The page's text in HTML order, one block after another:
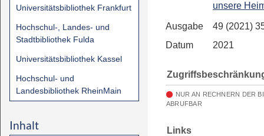
Universitätsbibliothek Frankfurt
Hochschul-, Landes- und
Stadtbibliothek Fulda
Universitätsbibliothek Kassel
Hochschul- und
Landesbibliothek RheinMain
Inhalt
unsere
Ausgabe
49 (2021)
Datum
2021
NUR AN RECHNERN DER
ABRUFBAR
Links